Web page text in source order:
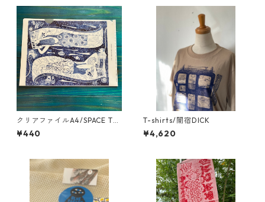
クリアファイルA4/SPACE TO
URS
¥440
T-shirts/闇宿DICK
¥4,620